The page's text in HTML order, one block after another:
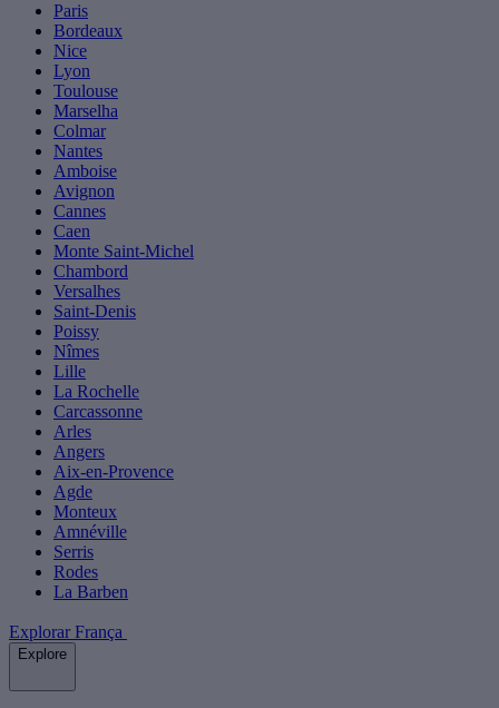
Paris
Bordeaux
Nice
Lyon
Toulouse
Marselha
Colmar
Nantes
Amboise
Avignon
Cannes
Caen
Monte Saint-Michel
Chambord
Versalhes
Saint-Denis
Poissy
Nîmes
Lille
La Rochelle
Carcassonne
Arles
Angers
Aix-en-Provence
Agde
Monteux
Amnéville
Serris
Rodes
La Barben
Explorar França
Explore